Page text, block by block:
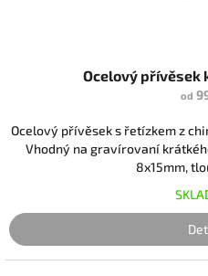
Ocelový přívěsek
od
Ocelový přívěsek s řetízkem z
Vhodný na gravírovaní
8x15mm,